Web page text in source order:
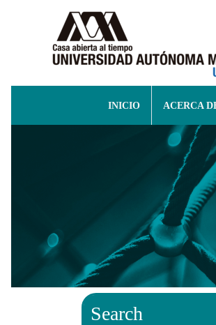
INICIO ACERCA
Search